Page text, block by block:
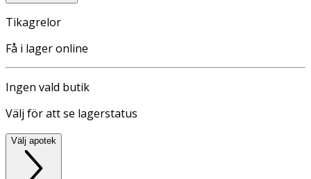
Tikagrelor
Få i lager online
Ingen vald butik
Välj för att se lagerstatus
Välj apotek